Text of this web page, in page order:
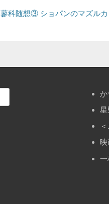
前
蓼科随想③ ショパンのマズルカ
星
映
一